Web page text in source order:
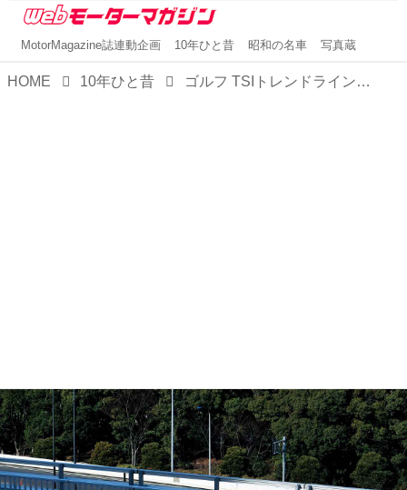
MotorMagazine誌連動企画 10年ひと昔 昭和の名車 写真蔵
HOME 10年ひと昔 ゴルフ TSIトレンドラインに搭載された、TSI＋DSG＋ブルーモーション。エネルギーロスを徹底的に低減する技術の真価【10年ひと昔の新車】